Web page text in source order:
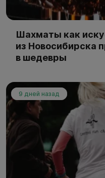
Шахматы как
из Новосибирска
в шедевры
9 дней назад